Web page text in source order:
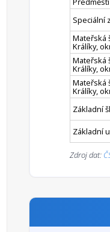
Speciální
Mateřská
Králíky,
Mateřská
Králíky,
Mateřská
Králíky,
Základní
Základní
Zdroj dat: